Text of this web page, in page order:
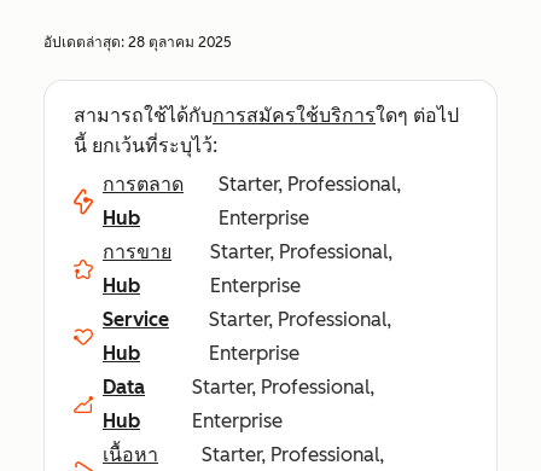
อัปเดตล่าสุด: 28 ตุลาคม 2025
สามารถใช้ได้กับการสมัครใช้บริการใดๆ ต่อไป
นี้ ยกเว้นที่ระบุไว้:
การตลาด
Hub
Starter, Professional,
Enterprise
การขาย
Hub
Starter, Professional,
Enterprise
Service
Hub
Starter, Professional,
Enterprise
Data
Hub
Starter, Professional,
Enterprise
เนื้อหา
Starter, Professional,